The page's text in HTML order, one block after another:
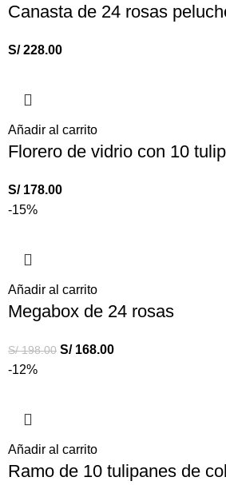
S/228.00
Añadir al carrito
S/178.00
-15%
Añadir al carrito
Megabox de 24 rosas
S/198.00 S/168.00
-12%
Añadir al carrito